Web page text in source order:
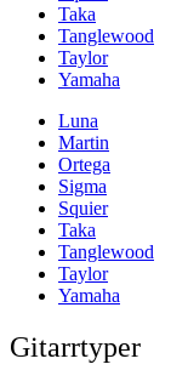
Taka
Tanglewood
Taylor
Yamaha
Luna
Martin
Ortega
Sigma
Squier
Taka
Tanglewood
Taylor
Yamaha
Gitarrtyper